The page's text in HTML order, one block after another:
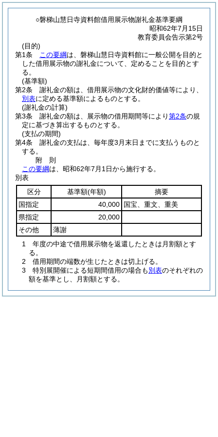
○磐梯山慧日寺資料館借用展示物謝礼金基準要綱
昭和62年7月15日
教育委員会告示第2号
(目的)
第1条
この要綱は、磐梯山慧日寺資料館に一般公開を目的と
した借用展示物の謝礼金について、定めることを目的とす
る。
(基準額)
第2条
謝礼金の額は、借用展示物の文化財的価値等により、
別表に定める基準額によるものとする。
(謝礼金の計算)
第3条
謝礼金の額は、展示物の借用期間等により第2条の規
定に基づき算出するものとする。
(支払の期間)
第4条
謝礼金の支払は、毎年度3月末日までに支払うものと
する。
附 則
この要綱は、昭和62年7月1日から施行する。
別表
区分
基準額(年額)
摘要
国指定
40,000 国宝、重文、重美
県指定
20,000
その他
薄謝
1 年度の中途で借用展示物を返還したときは月割額とす
る。
2 借用期間の端数が生じたときは切上げる。
3 特別展開催による短期間借用の場合も別表のそれぞれの
額を基準とし、月割額とする。